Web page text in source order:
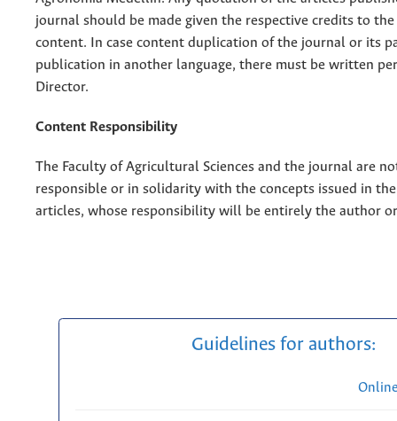
journal should be made given the respective credits to
content. In case content duplication of the journal or its
publication in another language, there must be written
Director.
Content Responsibility
The Faculty of Agricultural Sciences and the journal are
responsible or in solidarity with the concepts issued in
articles, whose responsibility will be entirely the author
Guidelines for authors: